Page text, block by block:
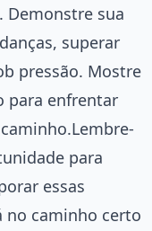
Demonstre sua
superar
pressão. Mostre
para enfrentar
para
essas
no caminho certo